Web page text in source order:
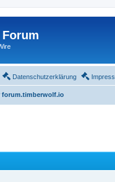
Forum
Datenschutzerklärung
forum.timberwolf.io